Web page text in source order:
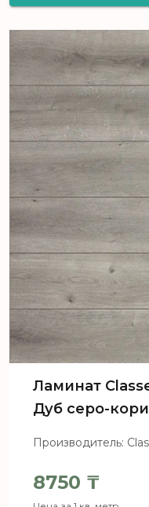
Ламинат
Дуб серо-
Производитель:
8750 ₸